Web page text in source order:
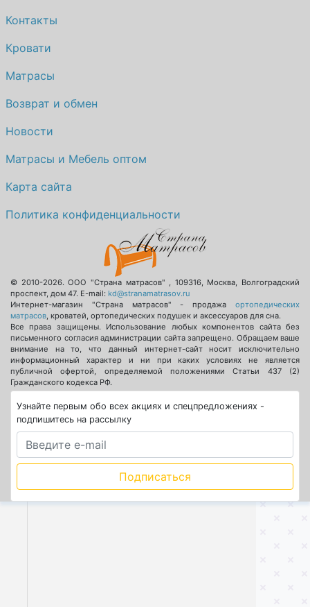
Контакты
Кровати
Матрасы
Возврат и обмен
Новости
Матрасы и Мебель оптом
Карта сайта
Политика конфиденциальности
© 2010-2026.ООО "Страна матрасов" , 109316, Москва, Волгоградский
проспект, дом 47. E-mail: kd@stranamatrasov.ru
Интернет-магазин "Страна матрасов" - продажа ортопедических
матрасов, кроватей, ортопедических подушек и аксессуаров для сна.
Все права защищены. Использование любых компонентов сайта без
письменного согласия администрации сайта запрещено. Обращаем ваше
внимание на то, что данный интернет-сайт носит исключительно
информационный характер и ни при каких условиях не является
публичной офертой, определяемой положениями Статьи 437 (2)
Гражданского кодекса РФ.
Узнайте первым обо всех акциях и спецпредложениях -
подпишитесь на рассылку